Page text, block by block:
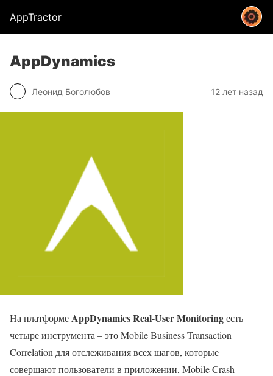
AppTractor
AppDynamics
Леонид Боголюбов 12 лет назад
На платформеAppDynamics Real-User Monitoringесть
четыре инструмента – это Mobile Business Transaction
Correlation для отслеживания всех шагов, которые
совершают пользователи в приложении, Mobile Crash